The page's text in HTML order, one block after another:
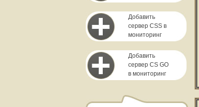
Добавить
сервер CSS в
мониторинг
Добавить
сервер CS GO
в мониторинг